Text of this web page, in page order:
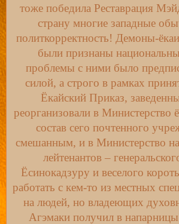
тоже победила Реставрация
страну многие западные
политкорректность! Демоны-
были признаны
проблемы с ними было
силой, а строго в рамках
Ёкайский Приказ,
реорганизовали в Министерство
состав сего почтенного
смешанным, и в Министерство
лейтенантов –
Ёсинокадзуру и веселого
работать с кем-то из местных
на людей, но владеющих
Агэмаки получил в